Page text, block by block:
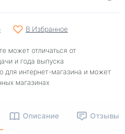
В Избранное
может отличаться от
и года выпуска
для интернет-магазина и может
магазинах
Описание Отзывы